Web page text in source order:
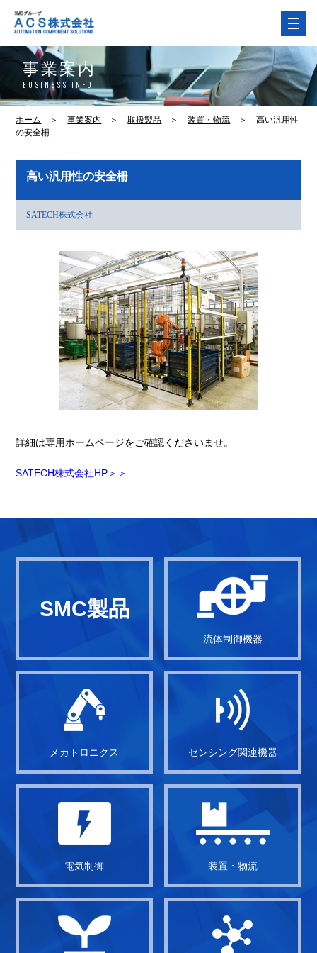
事業案内
BUSINESS INFO
ホーム ＞ 事業案内 ＞ 取扱製品 ＞ 装置・物流 ＞
高い汎用性
の安全柵
高い汎用性の安全柵
SATECH株式会社
詳細は専用ホームページをご確認くださいませ。
SATECH株式会社HP＞＞
SMC製品
流体制御機器
メカトロニクス センシング関連機器
電気制御 装置・物流